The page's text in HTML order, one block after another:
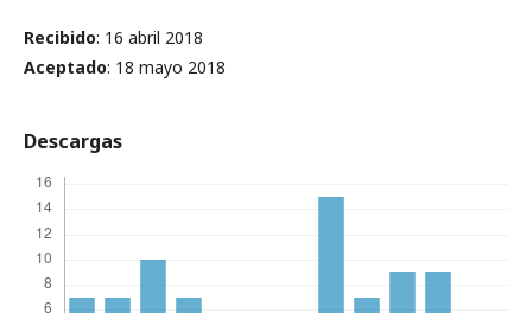
Recibido: 16 abril 2018
Aceptado: 18 mayo 2018
Descargas